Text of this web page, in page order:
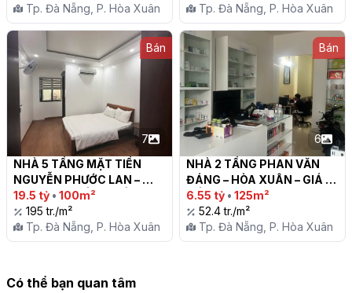
Tp. Đà Nẵng, P. Hòa Xuân
Tp. Đà Nẵng, P. Hòa Xuân
Bán
7
NHÀ 5 TẦNG MẶT TIỀN
NGUYỄN PHƯỚC LAN –
TRỤC 30M ĐẲNG CẤP!
19.5 tỷ • 100m²
195 tr./m²
Tp. Đà Nẵng, P. Hòa Xuân
Bán
6
NHÀ 2 TẦNG PHAN VĂN
ĐÁNG – HÒA XUÂN – GIÁ
TỐT!
6.55 tỷ • 125m²
52.4 tr./m²
Tp. Đà Nẵng, P. Hòa Xuân
Có thể bạn quan tâm